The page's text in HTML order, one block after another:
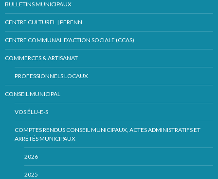
BULLETINS MUNICIPAUX
CENTRE CULTUREL | PERENN
CENTRE COMMUNAL D’ACTION SOCIALE (CCAS)
COMMERCES & ARTISANAT
PROFESSIONNELS LOCAUX
CONSEIL MUNICIPAL
VOS ÉLU-E-S
COMPTES RENDUS CONSEIL MUNICIPAUX, ACTES ADMINISTRATIFS ET
ARRÊTÉS MUNICIPAUX
2026
2025